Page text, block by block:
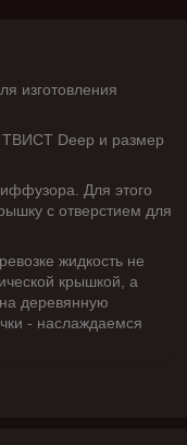
изготовления
ТВИСТ Deep и размер
Для этого
с отверстием для
жидкость не
крышкой, а
деревянную
- наслаждаемся